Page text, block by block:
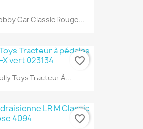
Car Classic Rouge...
Toys Tracteur À...
favorite_border
favorite_border